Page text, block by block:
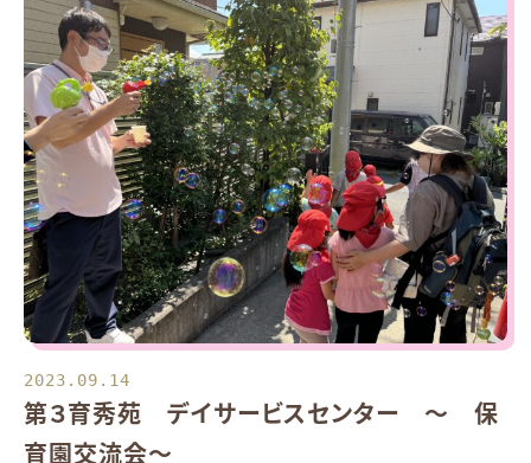
2023.09.14
第３育秀苑 デイサービスセンター ～ 保
育園交流会～